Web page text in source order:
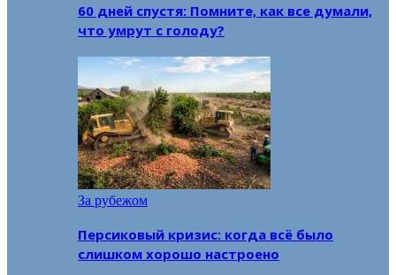
60 дней спустя: Помните, как все думали,
что умрут с голоду?
За рубежом
Персиковый кризис: когда всё было
слишком хорошо настроено